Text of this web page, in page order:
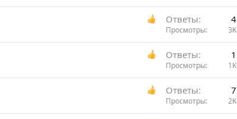
Ответы 4
Просмотры 3K
Ответы 1
Просмотры 1K
Ответы 7
Просмотры 2K